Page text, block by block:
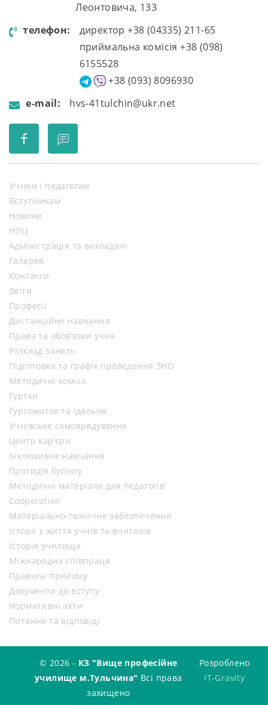
Леонтовича, 133
телефон:
директор +38 (04335) 211-65
приймальна комісія +38 (098)
6155528
+38 (093) 8096930
e-mail:
hvs-41tulchin@ukr.net
Учням і педагогам
Вступникам
Новини
НПЦ
Адміністрація та викладачі
Галерея
Контакти
Звіти
Професії
Дистанційне навчання
Права та обов’язки учня
Розклад занять
Підготовка та графік проведення ЗНО
Методичні комісії
Гуртки
Гуртожиток та їдальня
Учнівське самоврядування
Центр кар’єри
Інклюзивне навчання
Протидія булінгу
Методичні матеріали для педагогів
Cooperation
Матеріально-технічне забезпечення
Історії з життя учнів та вчителів
Історія училища
Міжнародна співпраця
Правила прийому
Документи до вступу
Нормативні акти
Питання та відповіді
© 2026 - КЗ "Вище професійне
училище м.Тульчина" Всі права
захищено
Розроблено
IT-Gravity